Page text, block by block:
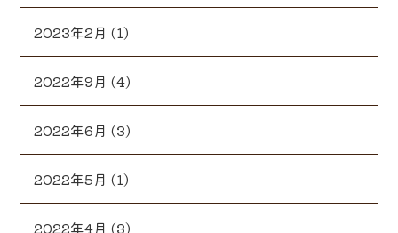
2023年2月 (1)
2022年9月 (4)
2022年6月 (3)
2022年5月 (1)
2022年4月 (3)